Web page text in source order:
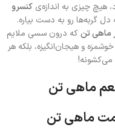
هیچ چیزی به اندازه‌ی کنسرو
دل گربه‌ها رو به دست بیاره.
ماهی تنکه درون سسی ملایم
و هیجان‌انگیزه، بلکه هر
ماهی تن